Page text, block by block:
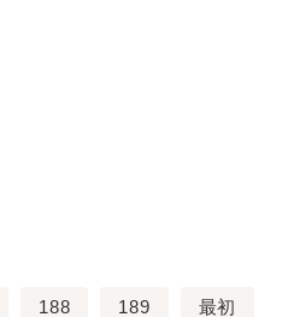
188 189 最初